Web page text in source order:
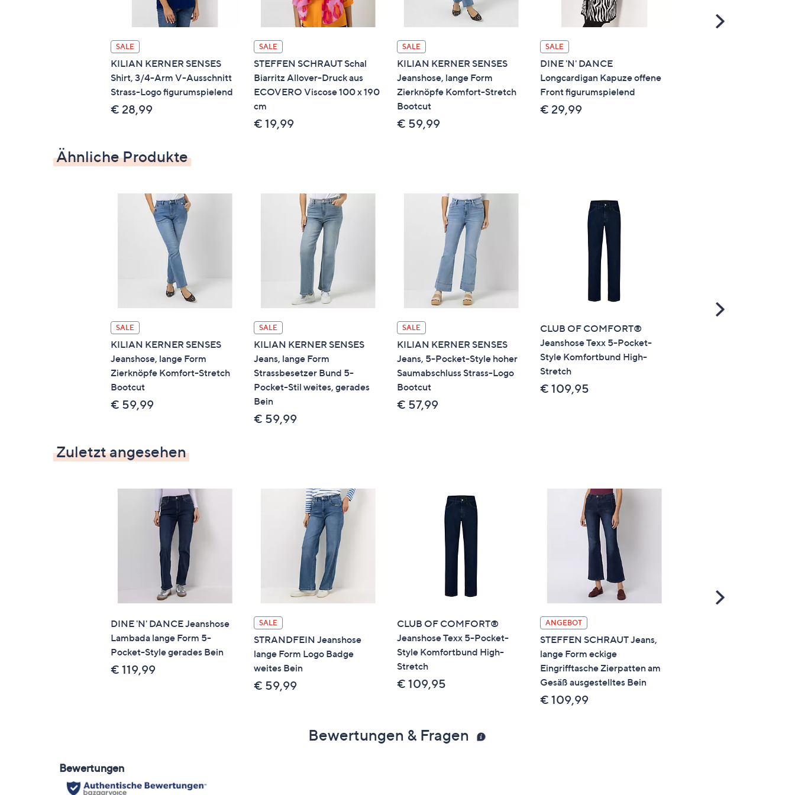
Schonwäsche 30°
SALE
KILIAN KERNER SENSES
Shirt, 3/4-Arm V-Ausschnitt
Strass-Logo figurumspielend
€ 28,99
SALE
STEFFEN SCHRAUT Schal
Biarritz Allover-Druck aus
ECOVERO Viscose 100 x 190
cm
€ 19,99
SALE
KILIAN KERNER SENSES
Jeanshose, lange Form
Zierknöpfe Komfort-Stretch
Bootcut
€ 59,99
SALE
DINE 'N' DANCE
Longcardigan Kapuze offene
Front figurumspielend
€ 29,99
Scroll
Ähnliche Produkte
SALE
KILIAN KERNER SENSES
Jeanshose, lange Form
Zierknöpfe Komfort-Stretch
Bootcut
€ 59,99
SALE
KILIAN KERNER SENSES
Jeans, lange Form
Strassbesetzer Bund 5-
Pocket-Stil weites, gerades
Bein
€ 59,99
SALE
KILIAN KERNER SENSES
Jeans, 5-Pocket-Style hoher
Saumabschluss Strass-Logo
Bootcut
€ 57,99
CLUB OF COMFORT®
Jeanshose Texx 5-Pocket-
Style Komfortbund High-
Stretch
€ 109,95
Scroll
Zuletzt angesehen
DINE 'N' DANCE Jeanshose
Lambada lange Form 5-
Pocket-Style gerades Bein
€ 119,99
SALE
STRANDFEIN Jeanshose
lange Form Logo Badge
weites Bein
€ 59,99
CLUB OF COMFORT®
Jeanshose Texx 5-Pocket-
Style Komfortbund High-
Stretch
€ 109,95
ANGEBOT
STEFFEN SCHRAUT Jeans,
lange Form eckige
Eingrifftasche Zierpatten am
Gesäß ausgestelltes Bein
€ 109,99
Scroll
Bewertungen & Fragen